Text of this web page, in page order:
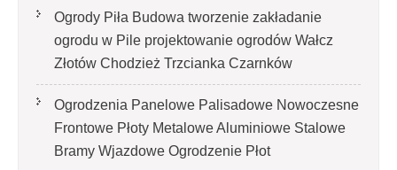
Ogrody Piła Budowa tworzenie zakładanie
ogrodu w Pile projektowanie ogrodów Wałcz
Złotów Chodzież Trzcianka Czarnków
Ogrodzenia Panelowe Palisadowe Nowoczesne
Frontowe Płoty Metalowe Aluminiowe Stalowe
Bramy Wjazdowe Ogrodzenie Płot